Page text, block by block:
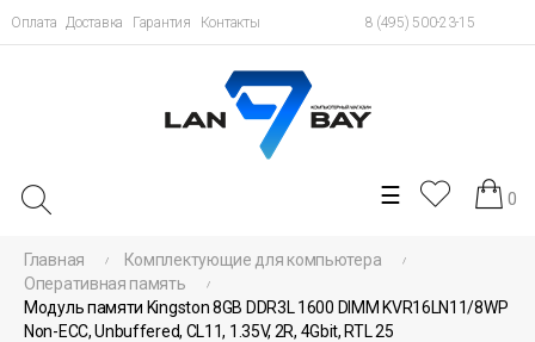
Оплата Доставка Гарантия Контакты 8 (495) 500-23-15
Toggle
navigation
☰ 0
Главная
Комплектующие для компьютера
Оперативная память
Модуль памяти Kingston 8GB DDR3L 1600 DIMM KVR16LN11/8WP
Non-ECC, Unbuffered, CL11, 1.35V, 2R, 4Gbit, RTL 25